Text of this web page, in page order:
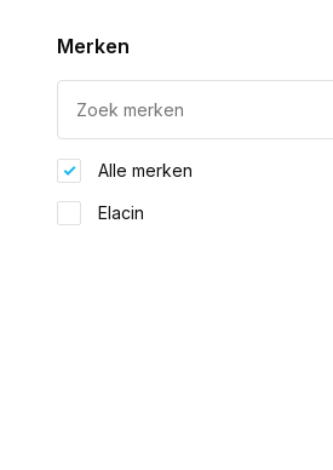
Merken
Alle merken
Elacin